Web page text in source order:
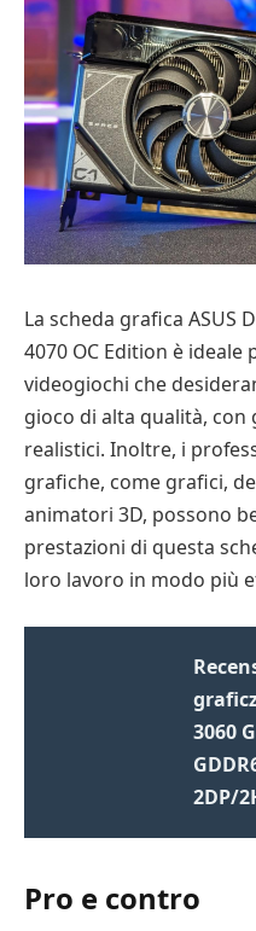
La scheda grafica ASUS
4070 OC Edition è
videogiochi che
gioco di alta qualità,
realistici. Inoltre, i
grafiche, come grafici,
animatori 3D, possono
prestazioni di questa
loro lavoro in modo più
3060
2DP/
Pro e contro